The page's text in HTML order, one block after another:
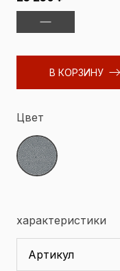
В КОРЗИНУ
Цвет
характеристики
Артикул